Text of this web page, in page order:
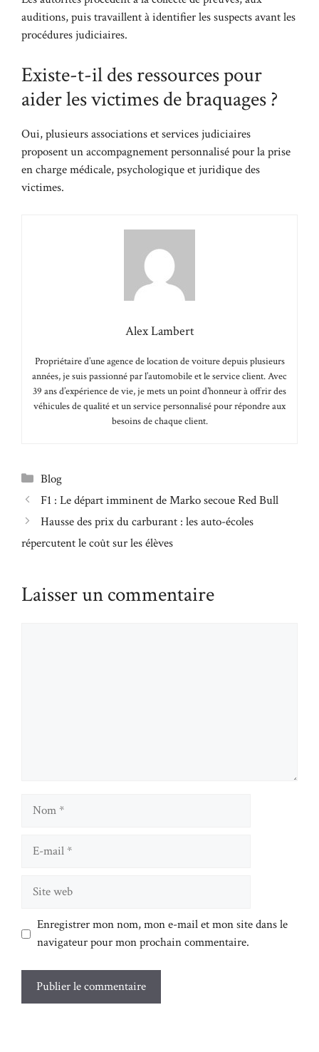
auditions, puis travaillent à identifier les suspects avant les
procédures judiciaires.
Existe-t-il des ressources pour
aider les victimes de braquages ?
Oui, plusieurs associations et services judiciaires
proposent un accompagnement personnalisé pour la prise
en charge médicale, psychologique et juridique des
victimes.
Alex Lambert
Propriétaire d’une agence de location de voiture depuis plusieurs
années, je suis passionné par l’automobile et le service client. Avec
39 ans d’expérience de vie, je mets un point d’honneur à offrir des
véhicules de qualité et un service personnalisé pour répondre aux
besoins de chaque client.
Catégories
Blog
F1 : Le départ imminent de Marko secoue Red Bull
Hausse des prix du carburant : les auto-écoles
répercutent le coût sur les élèves
Laisser un commentaire
Enregistrer mon nom, mon e-mail et mon site dans le
navigateur pour mon prochain commentaire.